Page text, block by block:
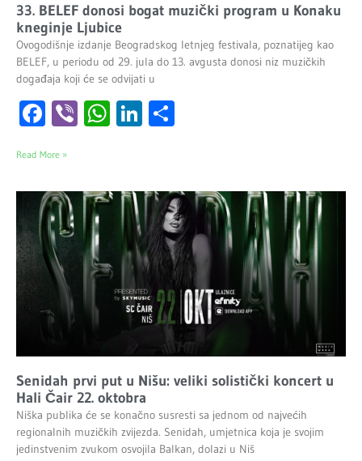
33. BELEF donosi bogat muzički program u Konaku
kneginje Ljubice
Ovogodišnje izdanje Beogradskog letnjeg festivala, poznatijeg kao
BELEF, u periodu od 29. jula do 13. avgusta donosi niz muzičkih
događaja koji će se odvijati u
Facebook
ViberWhatsApp
LinkedIn
Read More »
Senidah prvi put u Nišu: veliki solistički koncert u
Hali Čair 22. oktobra
Niška publika će se konačno susresti sa jednom od najvećih
regionalnih muzičkih zvijezda. Senidah, umjetnica koja je svojim
jedinstvenim zvukom osvojila Balkan, dolazi u Niš